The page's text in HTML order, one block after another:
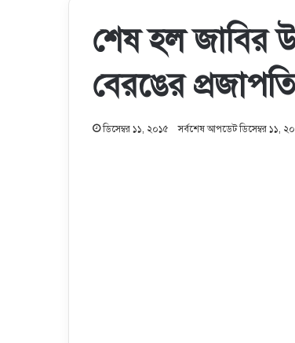
শেষ হল জাবির
বেরঙের
ডিসেম্বর ১১, ২০১৫ সর্বশেষ আপডেট ডিসেম্বর ১১,